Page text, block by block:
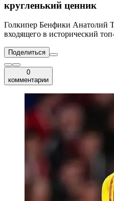
кругленький ценник
Голкипер Бенфики Анатолий
входящего в исторический
Поделиться
0
комментарии